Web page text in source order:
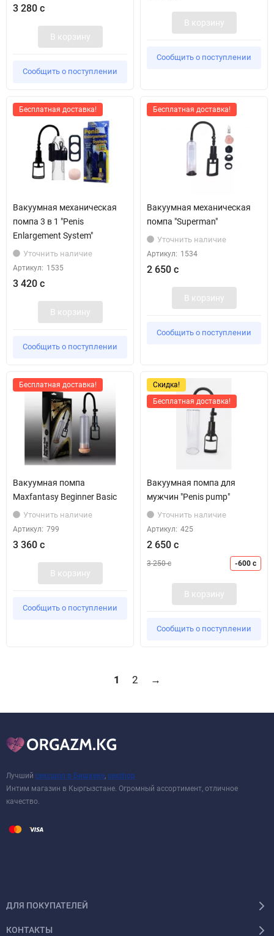
3 280 с
В корзину
Сообщить о поступлении
В корзину
Сообщить о поступлении
Бесплатная доставка!
Вакуумная механическая
помпа 3 в 1 "Penis
Enlargement System"
Уточнить наличие
Артикул: 1535
3 420 с
В корзину
Сообщить о поступлении
Бесплатная доставка!
Вакуумная механическая
помпа "Superman"
Уточнить наличие
Артикул: 1534
2 650 с
В корзину
Сообщить о поступлении
Бесплатная доставка!
Вакуумная помпа
Maxfantasy Beginner Basic
Уточнить наличие
Артикул: 799
3 360 с
В корзину
Сообщить о поступлении
Скидка!
Бесплатная доставка!
Вакуумная помпа для
мужчин "Penis pump"
Уточнить наличие
Артикул: 425
2 650 с
3 250 с -600 с
В корзину
Сообщить о поступлении
1 2 →
Лучший сексшоп в Бишкеке sexshop
Интим магазин в Кыргызстане. Огромный ассортимент, отличное
качество.
ДЛЯ ПОКУПАТЕЛЕЙ
КОНТАКТЫ